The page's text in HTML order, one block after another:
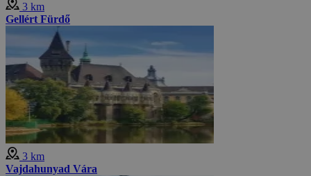
3 km
Gellért Fürdő
3 km
Vajdahunyad Vára